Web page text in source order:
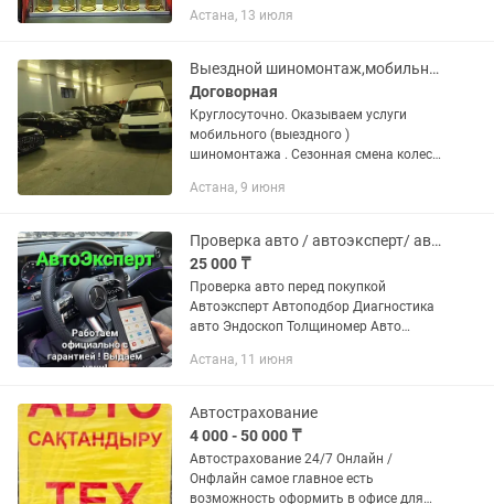
Астана, 13 июля
Выездной шиномонтаж,мобильный шиномонтаж на выезд ремонт колеса
Договорная
Круглосуточно. Оказываем услуги
мобильного (выездного )
шиномонтажа . Сезонная смена колес/
колес Балансировка Ремонт шин
Астана, 9 июня
Проверка авто / автоэксперт/ автоподбор / диагностика / толщиномер !
25 000 ₸
Проверка авто перед покупкой
Автоэксперт Автоподбор Диагностика
авто Эндоскоп Толщиномер Авто
Осмотр авто Хотите купить авто без
Астана, 11 июня
Автострахование
4 000 - 50 000 ₸
Автострахование 24/7 Онлайн /
Онфлайн самое главное есть
возможность оформить в офисе для